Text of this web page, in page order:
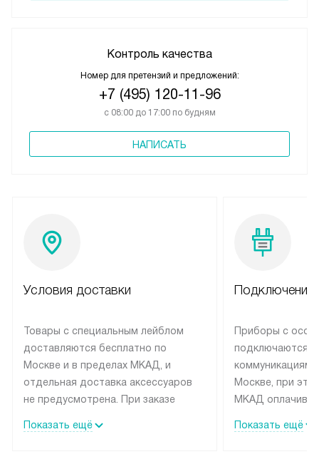
Контроль качества
Номер для претензий и предложений:
+7 (495) 120-11-96
с 08:00 до 17:00 по будням
НАПИСАТЬ
Условия доставки
Товары с специальным лейблом
доставляются бесплатно по
Москве и в пределах МКАД, и
отдельная доставка аксессуаров
не предусмотрена. При заказе
рекомендуем обсудить с
Показать ещё
Подключение
Приборы с
подключаются к
коммуникациям
Москве, при
МКАД
партнера
Показать ещё